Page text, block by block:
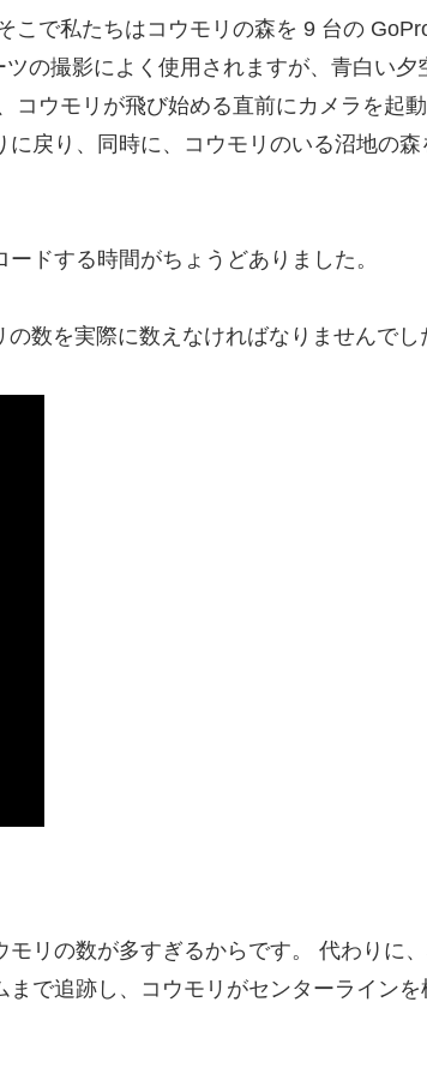
で私たちはコウモリの森を 9 台の
の撮影によく使用されますが、青白い
ウモリが飛び始める直前にカメラを起
戻り、同時に、コウモリのいる沼地の
ドする時間がちょうどありました。
数を実際に数えなければなりませんでし
リの数が多すぎるからです。 代わりに
で追跡し、コウモリがセンターライン